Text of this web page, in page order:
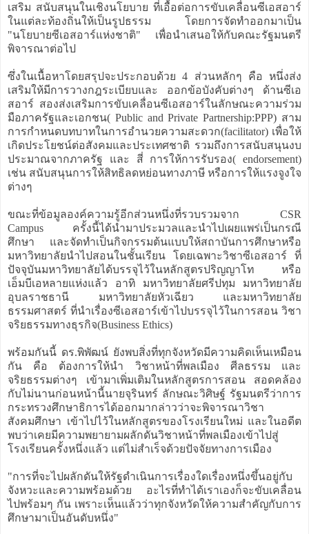
เสริม สนับสนุนในเชิงนโยบาย ที่เอื้อต่อการขับเคลื่อนซีเอสอาร์
ในแต่ละท้องถิ่นให้เป็นรูปธรรม โดยการจัดทำออกมาเป็น
"นโยบายซีเอสอาร์แห่งชาติ" เพื่อนำเสนอให้กับคณะรัฐมนตรี
พิจารณาต่อไป
ซึ่งในเนื้อหาโดยสรุปจะประกอบด้วย 4 ส่วนหลักๆ คือ หนึ่งส่ง
เสริมให้มีการวางกฎระเบียบและ ออกข้อบังคับต่างๆ ด้านซีเอ
สอาร์ สองส่งเสริมการขับเคลื่อนซีเอสอาร์ในลักษณะความร่วม
มือภาครัฐและเอกชน( Public and Private Partnership:PPP) สาม
การกำหนดบทบาทในการอำนวยความสะดวก(facilitator) เพื่อให้
เกิดประโยชน์ต่อสังคมและประเทศชาติ รวมถึงการสนับสนุนงบ
ประมาณจากภาครัฐ และ สี่ การให้การรับรอง( endorsement)
เช่น สนับสนุนการให้สิทธิลดหย่อนทางภาษี หรือการให้แรงจูงใจ
ต่างๆ
ขณะที่ข้อมูลองค์ความรู้อีกส่วนหนึ่งที่รวบรวมจาก CSR
Campus ครั้งนี้ได้นำมาประมวลและนำไปเผยแพร่เป็นกรณี
ศึกษา และจัดทำเป็นกิจกรรมต้นแบบให้สถาบันการศึกษาหรือ
มหาวิทยาลัยนำไปสอนในชั้นเรียน โดยเฉพาะวิชาซีเอสอาร์ ที่
ปัจจุบันมหาวิทยาลัยได้บรรจุไว้ในหลักสูตรปริญญาโท หรือ
เอ็มบีเอหลายแห่งแล้ว อาทิ มหาวิทยาลัยศรีปทุม มหาวิทยาลัย
อุบลราชธานี มหาวิทยาลัยหัวเฉียว และมหาวิทยาลัย
ธรรมศาสตร์ ที่นำเรื่องซีเอสอาร์เข้าไปบรรจุไว้ในการสอน วิชา
จริยธรรมทางธุรกิจ(Business Ethics)
พร้อมกันนี้ ดร.พิพัฒน์ ยังพบสิ่งที่ทุกจังหวัดมีความคิดเห็นเหมือน
กัน คือ ต้องการให้นำ วิชาหน้าที่พลเมือง ศีลธรรม และ
จริยธรรมต่างๆ เข้ามาเพิ่มเติมในหลักสูตรการสอน สอดคล้อง
กับไม่นานก่อนหน้านี้นายจุรินทร์ ลักษณะวิศิษฐ์ รัฐมนตรีว่าการ
กระทรวงศึกษาธิการได้ออกมากล่าวว่าจะพิจารณาวิชา
สังคมศึกษา เข้าไปไว้ในหลักสูตรของโรงเรียนใหม่ และในอดีต
พบว่าเคยมีความพยายามผลักดันวิชาหน้าที่พลเมืองเข้าไปสู่
โรงเรียนครั้งหนึ่งแล้ว แต่ไม่สำเร็จด้วยปัจจัยทางการเมือง
"การที่จะไปผลักดันให้รัฐดำเนินการเรื่องใดเรื่องหนึ่งขึ้นอยู่กับ
จังหวะและความพร้อมด้วย อะไรที่ทำได้เราเองก็จะขับเคลื่อน
ไปพร้อมๆ กัน เพราะเห็นแล้วว่าทุกจังหวัดให้ความสำคัญกับการ
ศึกษามาเป็นอันดับหนึ่ง"